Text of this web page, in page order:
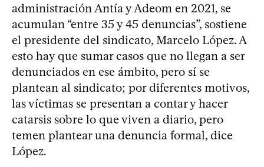
administración Antía y Adeom en 2021, se
acumulan “entre 35 y 45 denuncias”, sostiene
el presidente del sindicato, Marcelo López. A
esto hay que sumar casos que no llegan a ser
denunciados en ese ámbito, pero sí se
plantean al sindicato; por diferentes motivos,
las víctimas se presentan a contar y hacer
catarsis sobre lo que viven a diario, pero
temen plantear una denuncia formal, dice
López.